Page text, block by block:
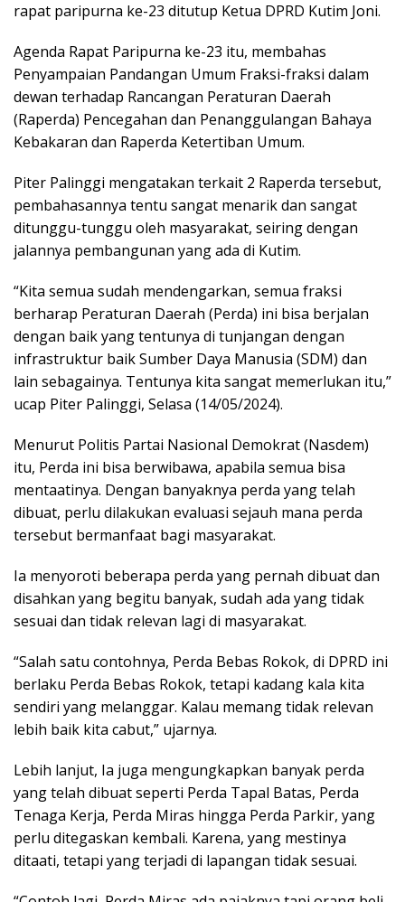
rapat paripurna ke-23 ditutup Ketua DPRD Kutim Joni.
Agenda Rapat Paripurna ke-23 itu, membahas
Penyampaian Pandangan Umum Fraksi-fraksi dalam
dewan terhadap Rancangan Peraturan Daerah
(Raperda) Pencegahan dan Penanggulangan Bahaya
Kebakaran dan Raperda Ketertiban Umum.
Piter Palinggi mengatakan terkait 2 Raperda tersebut,
pembahasannya tentu sangat menarik dan sangat
ditunggu-tunggu oleh masyarakat, seiring dengan
jalannya pembangunan yang ada di Kutim.
“Kita semua sudah mendengarkan, semua fraksi
berharap Peraturan Daerah (Perda) ini bisa berjalan
dengan baik yang tentunya di tunjangan dengan
infrastruktur baik Sumber Daya Manusia (SDM) dan
lain sebagainya. Tentunya kita sangat memerlukan itu,”
ucap Piter Palinggi, Selasa (14/05/2024).
Menurut Politis Partai Nasional Demokrat (Nasdem)
itu, Perda ini bisa berwibawa, apabila semua bisa
mentaatinya. Dengan banyaknya perda yang telah
dibuat, perlu dilakukan evaluasi sejauh mana perda
tersebut bermanfaat bagi masyarakat.
Ia menyoroti beberapa perda yang pernah dibuat dan
disahkan yang begitu banyak, sudah ada yang tidak
sesuai dan tidak relevan lagi di masyarakat.
“Salah satu contohnya, Perda Bebas Rokok, di DPRD ini
berlaku Perda Bebas Rokok, tetapi kadang kala kita
sendiri yang melanggar. Kalau memang tidak relevan
lebih baik kita cabut,” ujarnya.
Lebih lanjut, Ia juga mengungkapkan banyak perda
yang telah dibuat seperti Perda Tapal Batas, Perda
Tenaga Kerja, Perda Miras hingga Perda Parkir, yang
perlu ditegaskan kembali. Karena, yang mestinya
ditaati, tetapi yang terjadi di lapangan tidak sesuai.